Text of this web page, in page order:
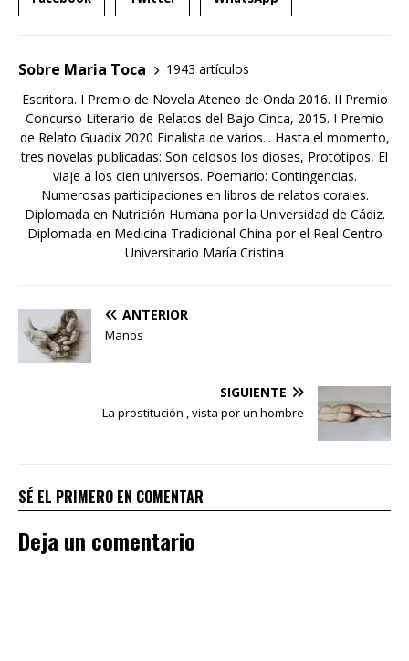
Sobre Maria Toca
1943 artículos
Escritora. I Premio de Novela Ateneo de Onda 2016. II Premio
Concurso Literario de Relatos del Bajo Cinca, 2015. I Premio
de Relato Guadix 2020 Finalista de varios... Hasta el momento,
tres novelas publicadas: Son celosos los dioses, Prototipos, El
viaje a los cien universos. Poemario: Contingencias.
Numerosas participaciones en libros de relatos corales.
Diplomada en Nutrición Humana por la Universidad de Cádiz.
Diplomada en Medicina Tradicional China por el Real Centro
Universitario María Cristina
ANTERIOR
Manos
SIGUIENTE
La prostitución , vista por un hombre
SÉ EL PRIMERO EN COMENTAR
Deja un comentario